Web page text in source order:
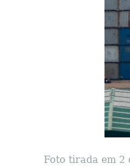
Foto tirada em 2